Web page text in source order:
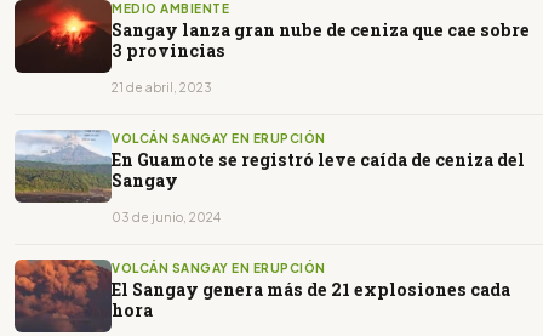
MEDIO AMBIENTE
Sangay lanza gran nube de ceniza que cae sobre
3 provincias
21 de abril, 2023
VOLCÁN SANGAY EN ERUPCIÓN
En Guamote se registró leve caída de ceniza del
Sangay
03 de junio, 2024
VOLCÁN SANGAY EN ERUPCIÓN
El Sangay genera más de 21 explosiones cada
hora